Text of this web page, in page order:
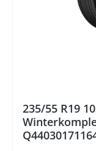
235/55 R19